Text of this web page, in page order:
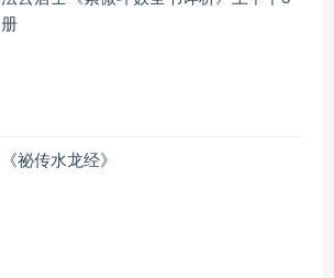
册
《祕传水龙经》